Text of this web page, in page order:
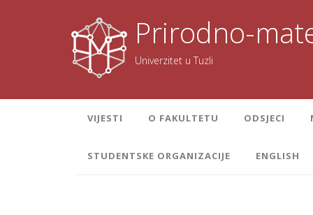
Prirodno-
Univerzitet u Tuzli
VIJESTI O FAKULTETU ODSJECI
STUDENTSKE ORGANIZACIJE ENGLISH